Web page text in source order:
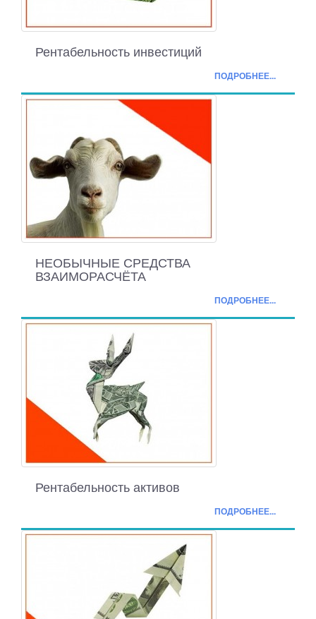
Рентабельность инвестиций
ПОДРОБНЕЕ...
НЕОБЫЧНЫЕ СРЕДСТВА
ВЗАИМОРАСЧЁТА
ПОДРОБНЕЕ...
Рентабельность активов
ПОДРОБНЕЕ...